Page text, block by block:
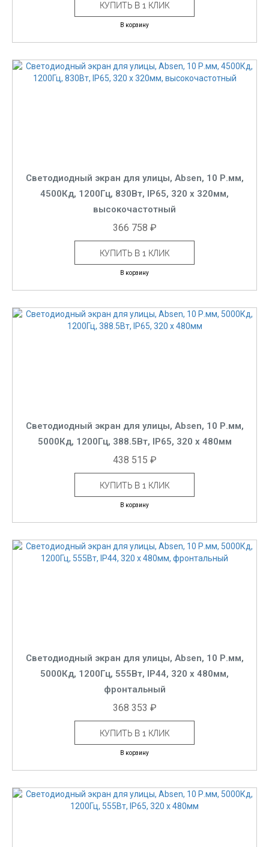
КУПИТЬ В 1 КЛИК
В корзину
Светодиодный экран для улицы, Absen, 10 Р.мм,
4500Кд, 1200Гц, 830Вт, IP65, 320 x 320мм,
высокочастотный
366 758 ₽
КУПИТЬ В 1 КЛИК
В корзину
Светодиодный экран для улицы, Absen, 10 Р.мм,
5000Кд, 1200Гц, 388.5Вт, IP65, 320 x 480мм
438 515 ₽
КУПИТЬ В 1 КЛИК
В корзину
Светодиодный экран для улицы, Absen, 10 Р.мм,
5000Кд, 1200Гц, 555Вт, IP44, 320 x 480мм,
фронтальный
368 353 ₽
КУПИТЬ В 1 КЛИК
В корзину